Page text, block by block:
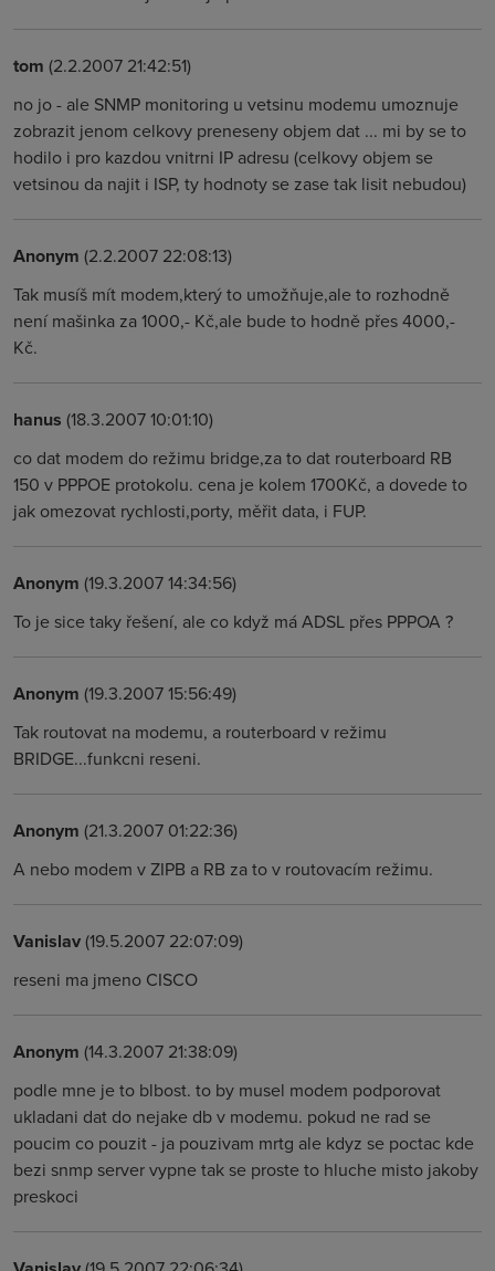
tom (2.2.2007 21:42:51)
no jo - ale SNMP monitoring u vetsinu modemu umoznuje
zobrazit jenom celkovy preneseny objem dat ... mi by se to
hodilo i pro kazdou vnitrni IP adresu (celkovy objem se
vetsinou da najit i ISP, ty hodnoty se zase tak lisit nebudou)
Anonym (2.2.2007 22:08:13)
Tak musíš mít modem,který to umožňuje,ale to rozhodně
není mašinka za 1000,- Kč,ale bude to hodně přes 4000,-
Kč.
hanus (18.3.2007 10:01:10)
co dat modem do režimu bridge,za to dat routerboard RB
150 v PPPOE protokolu. cena je kolem 1700Kč, a dovede to
jak omezovat rychlosti,porty, měřit data, i FUP.
Anonym (19.3.2007 14:34:56)
To je sice taky řešení, ale co když má ADSL přes PPPOA ?
Anonym (19.3.2007 15:56:49)
Tak routovat na modemu, a routerboard v režimu
BRIDGE...funkcni reseni.
Anonym (21.3.2007 01:22:36)
A nebo modem v ZIPB a RB za to v routovacím režimu.
Vanislav(19.5.2007 22:07:09)
reseni ma jmeno CISCO
Anonym (14.3.2007 21:38:09)
podle mne je to blbost. to by musel modem podporovat
ukladani dat do nejake db v modemu. pokud ne rad se
poucim co pouzit - ja pouzivam mrtg ale kdyz se poctac kde
bezi snmp server vypne tak se proste to hluche misto jakoby
preskoci